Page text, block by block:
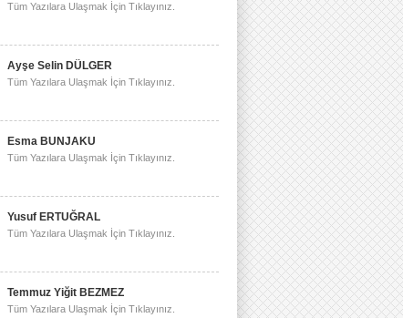
Tüm Yazılara Ulaşmak İçin Tıklayınız.
Ayşe Selin DÜLGER
Tüm Yazılara Ulaşmak İçin Tıklayınız.
Esma BUNJAKU
Tüm Yazılara Ulaşmak İçin Tıklayınız.
Yusuf ERTUĞRAL
Tüm Yazılara Ulaşmak İçin Tıklayınız.
Temmuz Yiğit BEZMEZ
Tüm Yazılara Ulaşmak İçin Tıklayınız.